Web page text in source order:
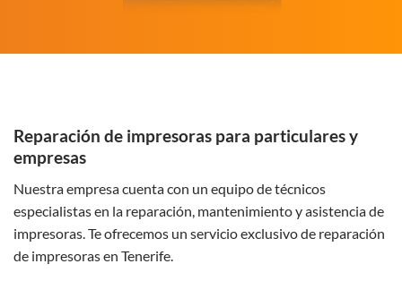
Reparación de impresoras para particulares y
empresas
Nuestra empresa cuenta con un equipo de técnicos
especialistas en la reparación, mantenimiento y asistencia de
impresoras. Te ofrecemos un servicio exclusivo de reparación
de impresoras en Tenerife.